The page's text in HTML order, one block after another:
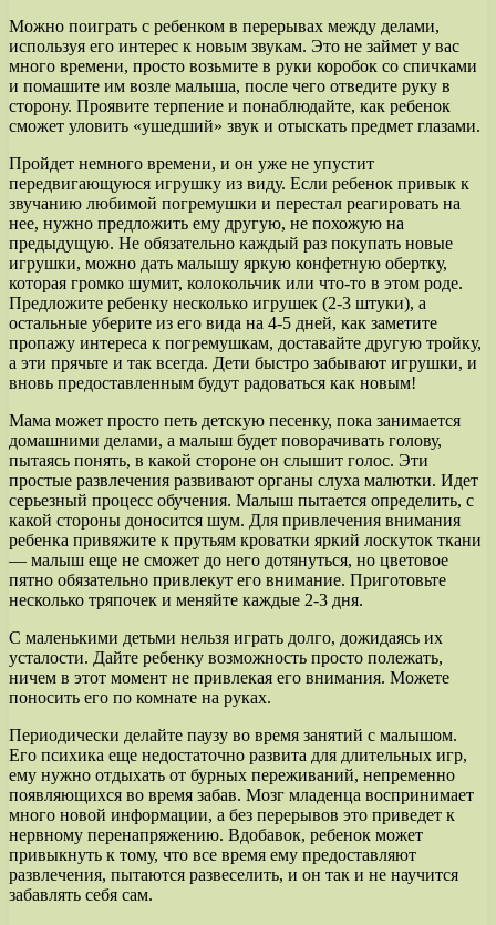
Можно поиграть с ребенком в перерывах между делами,
используя его интерес к новым звукам. Это не займет у вас
много времени, просто возьмите в руки коробок со спичками
и помашите им возле малыша, после чего отведите руку в
сторону. Проявите терпение и понаблюдайте, как ребенок
сможет уловить «ушедший» звук и отыскать предмет глазами.
Пройдет немного времени, и он уже не упустит
передвигающуюся игрушку из виду. Если ребенок привык к
звучанию любимой погремушки и перестал реагировать на
нее, нужно предложить ему другую, не похожую на
предыдущую. Не обязательно каждый раз покупать новые
игрушки, можно дать малышу яркую конфетную обертку,
которая громко шумит, колокольчик или что-то в этом роде.
Предложите ребенку несколько игрушек (2-3 штуки), а
остальные уберите из его вида на 4-5 дней, как заметите
пропажу интереса к погремушкам, доставайте другую тройку,
а эти прячьте и так всегда. Дети быстро забывают игрушки, и
вновь предоставленным будут радоваться как новым!
Мама может просто петь детскую песенку, пока занимается
домашними делами, а малыш будет поворачивать голову,
пытаясь понять, в какой стороне он слышит голос. Эти
простые развлечения развивают органы слуха малютки. Идет
серьезный процесс обучения. Малыш пытается определить, с
какой стороны доносится шум. Для привлечения внимания
ребенка привяжите к прутьям кроватки яркий лоскуток ткани
— малыш еще не сможет до него дотянуться, но цветовое
пятно обязательно привлекут его внимание. Приготовьте
несколько тряпочек и меняйте каждые 2-3 дня.
С маленькими детьми нельзя играть долго, дожидаясь их
усталости. Дайте ребенку возможность просто полежать,
ничем в этот момент не привлекая его внимания. Можете
поносить его по комнате на руках.
Периодически делайте паузу во время занятий с малышом.
Его психика еще недостаточно развита для длительных игр,
ему нужно отдыхать от бурных переживаний, непременно
появляющихся во время забав. Мозг младенца воспринимает
много новой информации, а без перерывов это приведет к
нервному перенапряжению. Вдобавок, ребенок может
привыкнуть к тому, что все время ему предоставляют
развлечения, пытаются развеселить, и он так и не научится
забавлять себя сам.